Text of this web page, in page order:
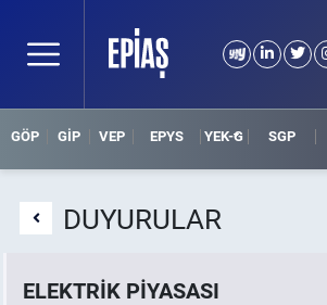
GÖP GİP VEP EPYS YEK-G SGP
DUYURULAR
ELEKTRİK PİYASASI